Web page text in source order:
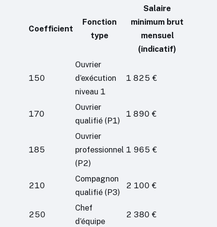
Coefficient
Fonction
type
Salaire
minimum brut
mensuel
(indicatif)
150
Ouvrier
d’exécution
niveau 1
1 825 €
170
Ouvrier
qualifié (P1)
1 890 €
185
Ouvrier
professionnel
(P2)
1 965 €
210
Compagnon
qualifié (P3)
2 100 €
250
Chef
d’équipe
2 380 €